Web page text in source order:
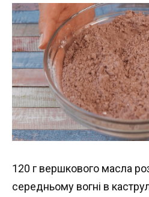
120 г вершкового масла
середньому вогні в